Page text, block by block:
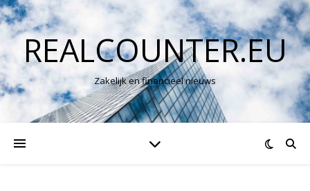
REALCOUNTER.EU
Zakelijk en financieel nieuws